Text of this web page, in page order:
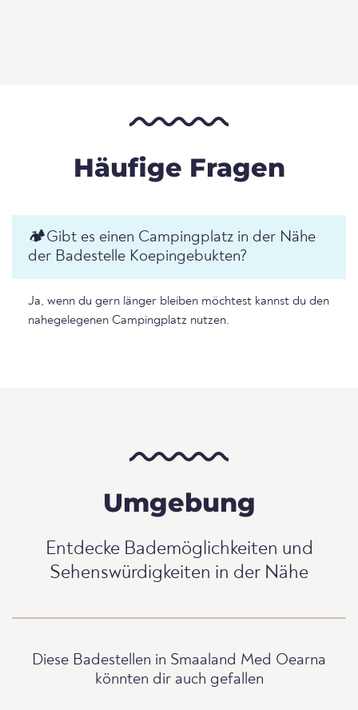
Häufige Fragen
🏕️️Gibt es einen Campingplatz in der Nähe
der Badestelle Koepingebukten?
Ja, wenn du gern länger bleiben möchtest kannst du den
nahegelegenen Campingplatz nutzen.
Umgebung
Entdecke Bademöglichkeiten und
Sehenswürdigkeiten in der Nähe
Diese Badestellen in Smaaland Med Oearna
könnten dir auch gefallen